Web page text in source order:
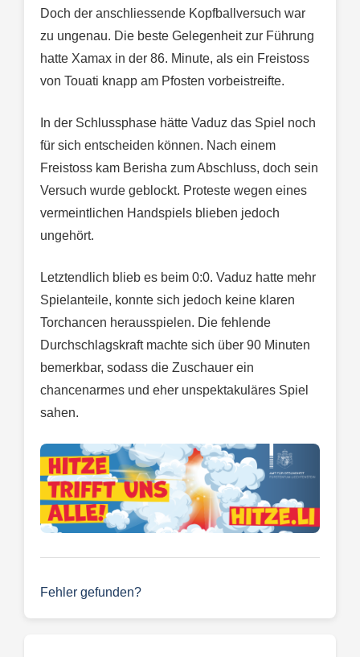
Doch der anschliessende Kopfballversuch war
zu ungenau. Die beste Gelegenheit zur Führung
hatte Xamax in der 86. Minute, als ein Freistoss
von Touati knapp am Pfosten vorbeistreifte.
In der Schlussphase hätte Vaduz das Spiel noch
für sich entscheiden können. Nach einem
Freistoss kam Berisha zum Abschluss, doch sein
Versuch wurde geblockt. Proteste wegen eines
vermeintlichen Handspiels blieben jedoch
ungehört.
Letztendlich blieb es beim 0:0. Vaduz hatte mehr
Spielanteile, konnte sich jedoch keine klaren
Torchancen herausspielen. Die fehlende
Durchschlagskraft machte sich über 90 Minuten
bemerkbar, sodass die Zuschauer ein
chancenarmes und eher unspektakuläres Spiel
sahen.
Fehler gefunden?